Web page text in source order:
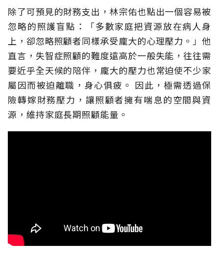
除了可預見的財務支出，林宗佑也點出一個容易被
忽略的照護盲點：「多數家庭把資源放在病人身
上，卻忽略照顧者同樣承受龐大的心理壓力。」他
直言，失智症照顧的難度遠高於一般失能，往往需
要近乎全天候的陪伴，龐大的壓力也常迫使不少家
屬因而被迫離職，身心俱疲。 因此，極需透過保
險轉嫁財務壓力，讓照顧者擁有喘息的空間與資
源，維持家庭長期照顧能量。